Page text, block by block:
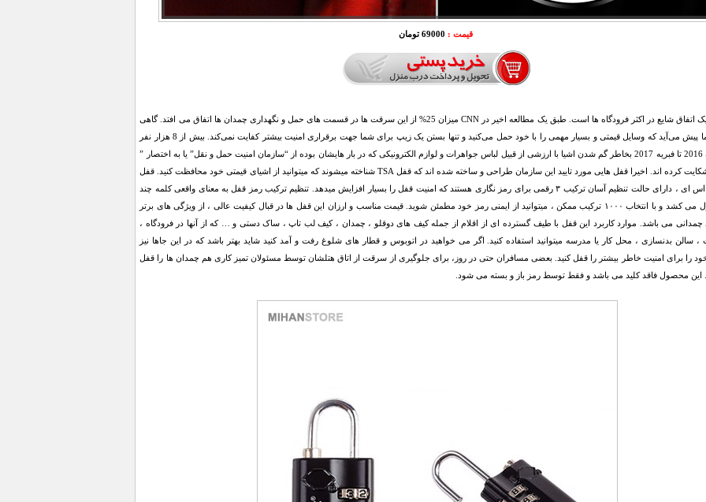
قیمت : 69000 تومان
سرقت یک اتفاق شایع در اکثر فرودگاه ها است. طبق یک مطالعه اخیر در CNN میزان 25% از این سرقت ها در قسمت های حمل و نگهداری چمدان ها اتفاق می افتد. گاهی
برای شما پیش می‌آید که وسایل قیمتی و بسیار مهمی را با خود حمل می‌کنید و تنها بستن یک زیپ برای شما جهت برقراری امنیت بیشتر کفایت نمی‌کند. بیش از 8 هزار نفر
از ژانویه 2016 تا فبریه 2017 بخاطر گم شدن اشیا با ارزشی از قبیل لباس جواهرات و لوازم الکترونیکی که در بار هایشان بوده از “سازمان امنیت حمل و نقل” یا به اختصار ”
TSA ” شکایت کرده اند. اخیرا قفل هایی مورد تایید این سازمان طراحی و ساخته شده اند که قفل TSA شناخته میشوند که میتوانید از اشیای قیمتی خود محافظت کنید. قفل
های تی اس ای ، دارای حالت تنظیم آسان ترکیب ۳ رقمی برای رمز نگاری هستند که امنیت قفل را بسیار افزایش میدهد. تنظیم ترکیب رمز قفل به معنای واقعی کلمه چند
ثانیه طول می کشد و با انتخاب ۱۰۰۰ ترکیب ممکن ، میتوانید از ایمنی رمز خود مطمئن شوید. قیمت مناسب و ارزان این قفل ها در قبال کیفیت عالی ، از ویژگی های برتر
چمدانی می باشد. موارد کاربرد این قفل با طیف گسترده ای از اقلام از جمله کیف های دوقلو ، چمدان ، کیف لب تاپ ، ساک دستی و … که از آنها در فرودگاه ،
سالن بدنسازی ، محل کار یا مدرسه میتوانید استفاده کنید. اگر می خواهید در اتوبوس و قطار های شلوغ رفت و آمد کنید شاید بهتر باشد که در این جاها نیز
را برای امنیت خاطر بیشتر را قفل کنید. بعضی مسافران حتی در روز، برای جلوگیری از سرقت از اتاق هتلشان توسط مسئولان تمیز کاری هم چمدان ها را قفل
این محصول فاقد کلید می باشد و فقط توسط رمز باز و بسته می شود.